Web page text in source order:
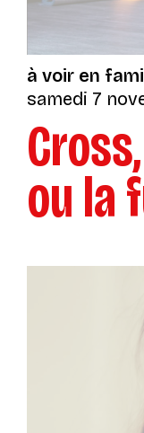
à voir en
samedi 7
Cross,
ou la